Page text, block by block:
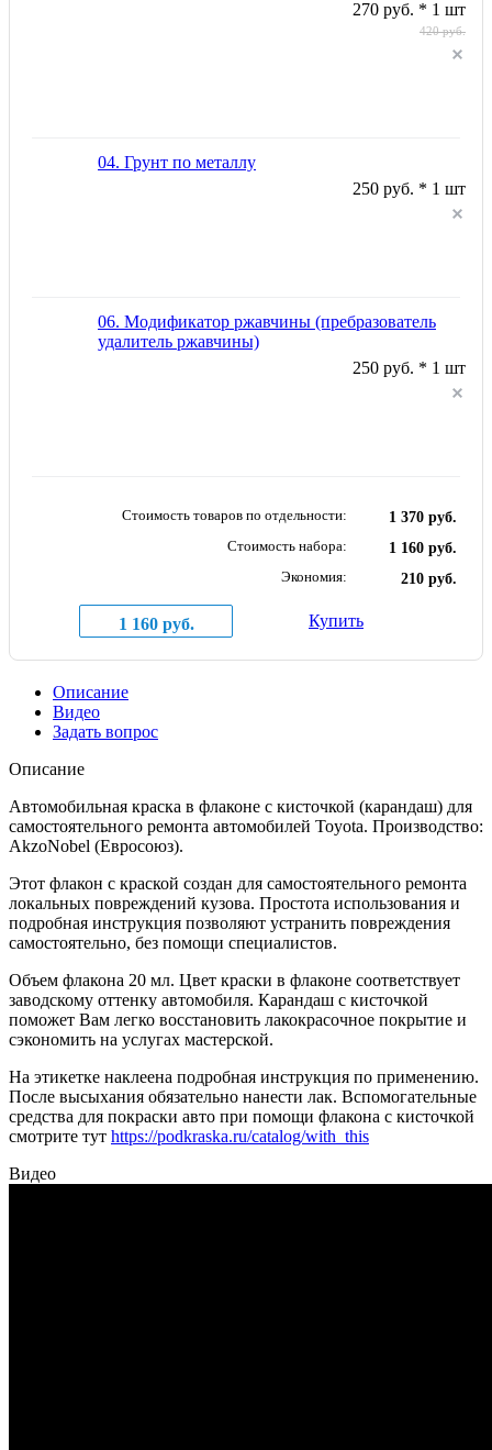
270 руб. * 1 шт
420 руб.
04. Грунт по металлу
250 руб. * 1 шт
06. Модификатор ржавчины (пребразователь
удалитель ржавчины)
250 руб. * 1 шт
Стоимость товаров по отдельности:
1 370 руб.
Стоимость набора:
1 160 руб.
Экономия:
210 руб.
1 160 руб. Купить
Описание
Видео
Задать вопрос
Описание
Автомобильная краска в флаконе с кисточкой (карандаш) для
самостоятельного ремонта автомобилей Toyota. Производство:
AkzoNobel (Евросоюз).
Этот флакон с краской создан для самостоятельного ремонта
локальных повреждений кузова. Простота использования и
подробная инструкция позволяют устранить повреждения
самостоятельно, без помощи специалистов.
Объем флакона 20 мл. Цвет краски в флаконе соответствует
заводскому оттенку автомобиля. Карандаш с кисточкой
поможет Вам легко восстановить лакокрасочное покрытие и
сэкономить на услугах мастерской.
На этикетке наклеена подробная инструкция по применению.
После высыхания обязательно нанести лак. Вспомогательные
средства для покраски авто при помощи флакона с кисточкой
смотрите тут https://podkraska.ru/catalog/with_this
Видео